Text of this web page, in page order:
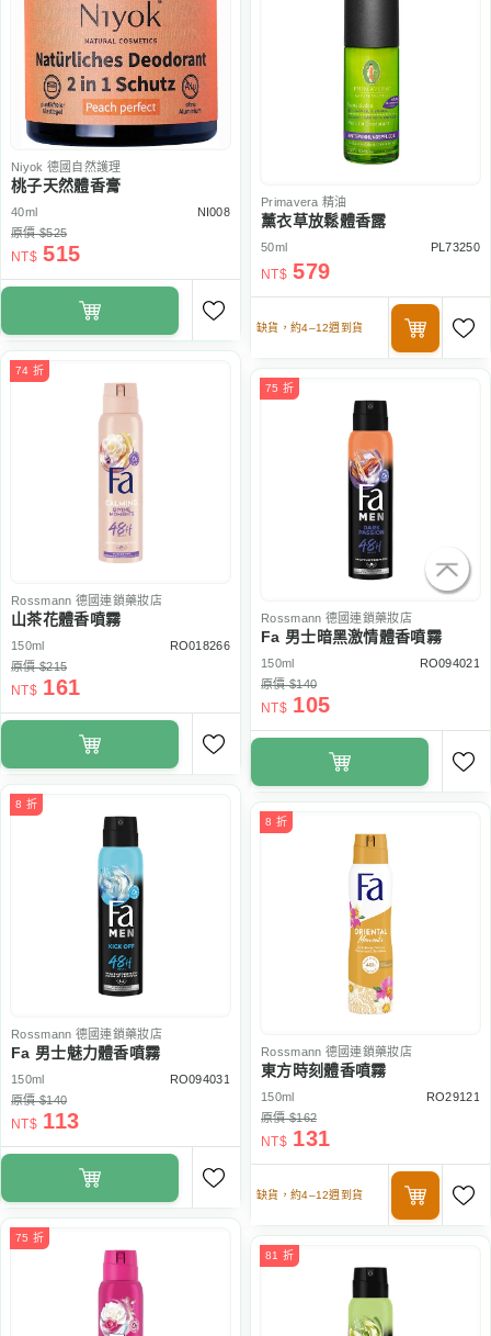
Niyok 德國自然護理
桃子天然體香膏
40ml
NI008
原價 $525
NT$ 515
Primavera 精油
薰衣草放鬆體香露
50ml PL73250
NT$ 579
缺貨，約4–12週到貨
74 折
Rossmann 德國連鎖藥妝店
山茶花體香噴霧
150ml
RO018266
原價 $215
NT$ 161
75 折
Rossmann 德國連鎖藥妝店
Fa 男士暗黑激情體香噴霧
150ml
RO094021
原價 $140
NT$ 105
8 折
Rossmann 德國連鎖藥妝店
Fa 男士魅力體香噴霧
150ml
RO094031
原價 $140
NT$ 113
8 折
Rossmann 德國連鎖藥妝店
東方時刻體香噴霧
150ml
RO29121
原價 $162
NT$ 131
缺貨，約4–12週到貨
75 折
81 折